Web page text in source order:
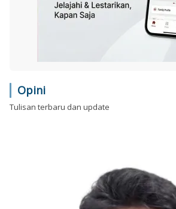
Opini
Tulisan terbaru dan update